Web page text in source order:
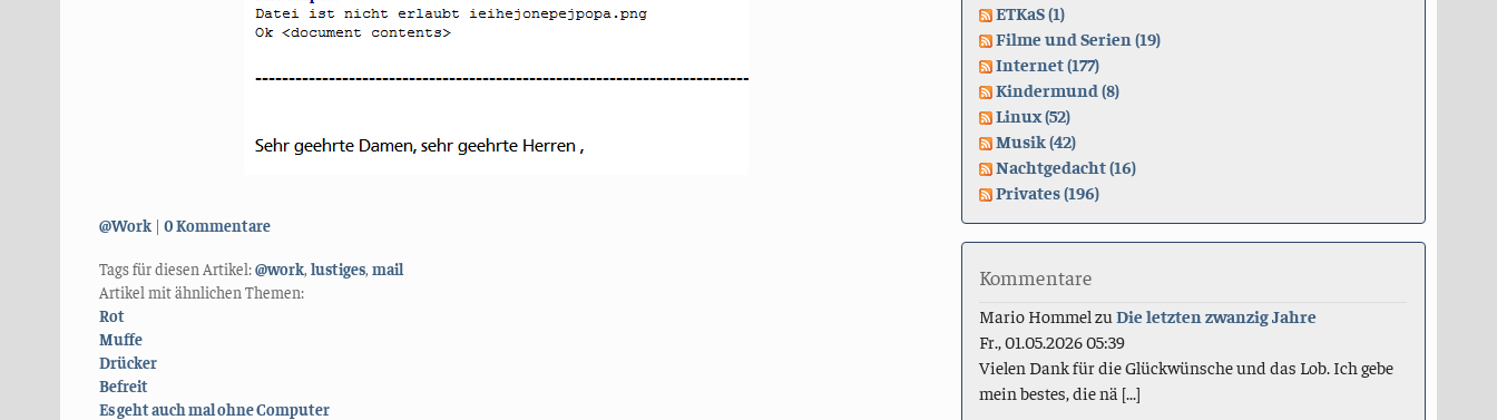
Kategorien:
@Work 0 Kommentare
Tags für diesen Artikel:@work, lustiges, mail
Artikel mit ähnlichen Themen:
Rot
Muffe
Drücker
Befreit
Es geht auch mal ohne Computer
ETKaS (1)
Filme und Serien (19)
Internet (177)
Kindermund (8)
Linux (52)
Musik (42)
Nachtgedacht (16)
Privates (196)
Kommentare
Mario Hommel zuDie letzten zwanzig Jahre
Fr., 01.05.2026 05:39
Vielen Dank für die Glückwünsche und das Lob. Ich gebe
mein bestes, die nä [...]